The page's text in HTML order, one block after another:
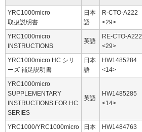
YRC1000micro
取扱説明書
日本
語
R-CTO-A222
<29>
YRC1000micro
INSTRUCTIONS
英語
RE-CTO-A222
<29>
YRC1000micro HC シリ
ーズ 補足説明書
日本
語
HW1485284
<14>
YRC1000micro
SUPPLEMENTARY
INSTRUCTIONS FOR HC
SERIES
英語
HW1485285
<14>
YRC1000/YRC1000micro
日本
HW1484763